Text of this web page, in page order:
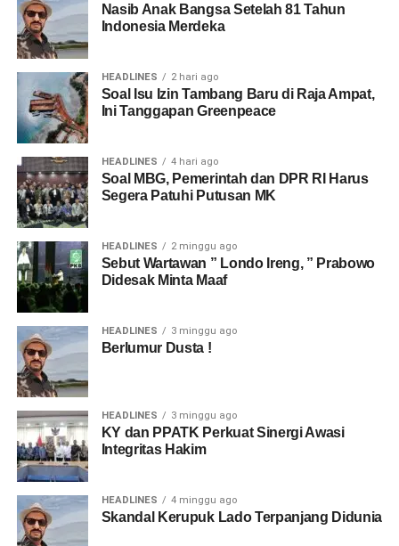
Nasib Anak Bangsa Setelah 81 Tahun
Indonesia Merdeka
HEADLINES 2 hari ago
Soal Isu Izin Tambang Baru di Raja Ampat,
Ini Tanggapan Greenpeace
HEADLINES 4 hari ago
Soal MBG, Pemerintah dan DPR RI Harus
Segera Patuhi Putusan MK
HEADLINES 2 minggu ago
Sebut Wartawan ” Londo Ireng, ” Prabowo
Didesak Minta Maaf
HEADLINES 3 minggu ago
Berlumur Dusta !
HEADLINES 3 minggu ago
KY dan PPATK Perkuat Sinergi Awasi
Integritas Hakim
HEADLINES 4 minggu ago
Skandal Kerupuk Lado Terpanjang Didunia